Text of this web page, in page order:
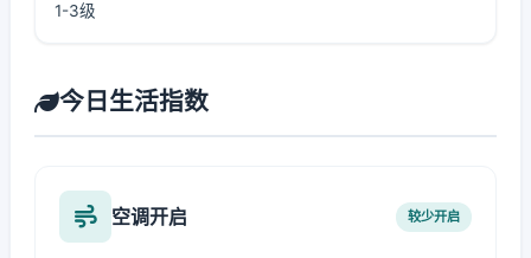
1-3级
今日生活指数
空调开启 较少开启